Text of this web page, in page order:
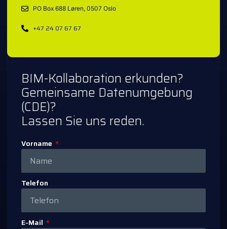
PO Box 688 Løren, 0507 Oslo
+47 24 07 67 67
BIM-Kollaboration erkunden?
Gemeinsame Datenumgebung
(CDE)?
Lassen Sie uns reden.
Vorname
Telefon
E-Mail